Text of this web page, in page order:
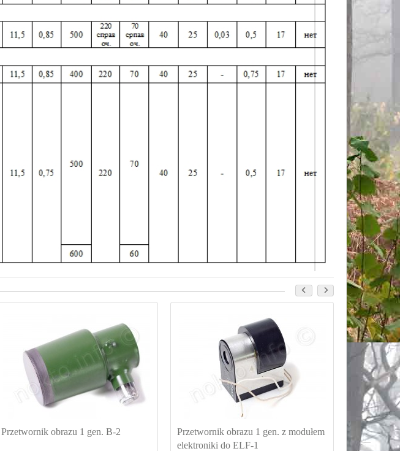
Przetwornik obrazu 1 gen. B-2
Przetwornik obrazu 1 gen. z modułem
elektroniki do ELF-1
Komis